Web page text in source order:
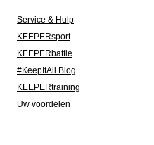
Service & Hulp
KEEPERsport
KEEPERbattle
#KeepItAll Blog
KEEPERtraining
Uw voordelen